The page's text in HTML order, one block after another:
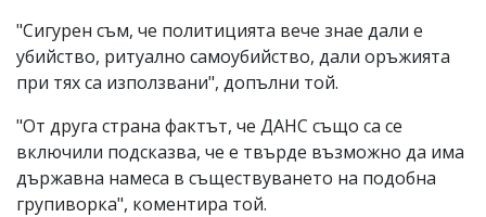
"Сигурен съм, че политицията вече знае дали е
убийство, ритуално самоубийство, дали оръжията
при тях са използвани", допълни той.
"От друга страна фактът, че ДАНС също са се
включили подсказва, че е твърде възможно да има
държавна намеса в съществуването на подобна
групиворка", коментира той.